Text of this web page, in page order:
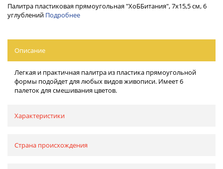
Палитра пластиковая прямоугольная "ХоББитания", 7x15,5 см, 6
углублений Подробнее
Описание
Легкая и практичная палитра из пластика прямоугольной
формы подойдет для любых видов живописи. Имеет 6
палеток для смешивания цветов.
Характеристики
Страна происхождения